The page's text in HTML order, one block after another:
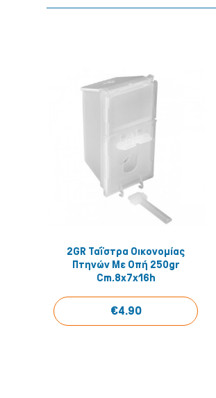
Quick View
2GR Ταΐστρα Οικονομίας
Πτηνών Με Οπή 250gr
Cm.8x7x16h
€4.90